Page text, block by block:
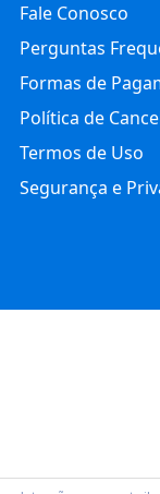
Fale Conosco
Perguntas
Formas de
Política de
Termos de Uso
Segurança e